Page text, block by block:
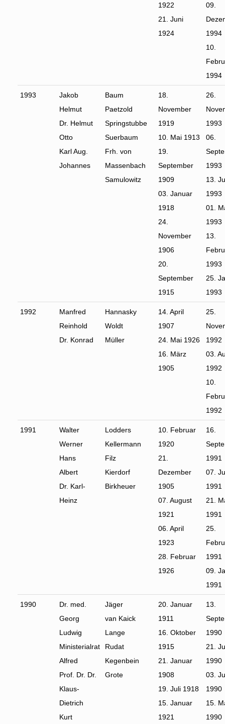
1922
21. Juni
1924
09.
1994
10.
1994
1993
Jakob
Helmut
Dr. Helmut
Otto
Karl Aug.
Johannes
Baum
Paetzold
Springstubbe
Suerbaum
Frh. von
Massenbach
Samulowitz
18.
November
1919
10. Mai 1913
19.
September
1909
03. Januar
1918
24.
November
1906
20.
September
1915
26.
1993
06.
1993
13.
1993
01.
1993
13.
1993
25.
1993
1992
Manfred
Reinhold
Dr. Konrad
Hannasky
Woldt
Müller
14. April
1907
24. Mai 1926
16. März
1905
25.
1992
03.
1992
10.
1992
1991
Walter
Werner
Hans
Albert
Dr. Karl-
Heinz
Lodders
Kellermann
Filz
Kierdorf
Birkheuer
10. Februar
1920
21.
Dezember
1905
07. August
1921
06. April
1923
28. Februar
1926
16.
1991
07.
1991
21.
1991
25.
1991
09.
1991
1990
Dr. med.
Georg
Ludwig
Ministerialrat
Alfred
Prof. Dr. Dr.
Klaus-
Dietrich
Kurt
Jäger
van Kaick
Lange
Rudat
Kegenbein
Grote
20. Januar
1911
16. Oktober
1915
21. Januar
1908
19. Juli 1918
15. Januar
1921
13.
1990
21.
1990
03.
1990
15.
1990